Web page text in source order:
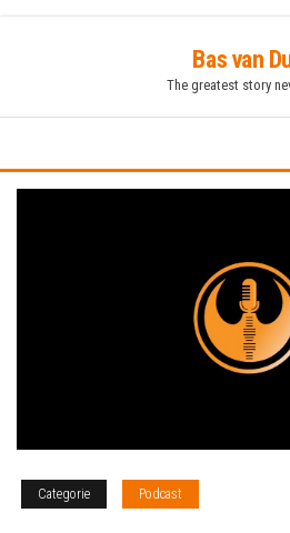
inhoud
Bas van
The greatest story
Categorie Podcast